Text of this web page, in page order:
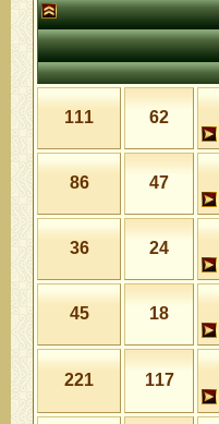
62
111
47
86
24
36
18
45
117
221